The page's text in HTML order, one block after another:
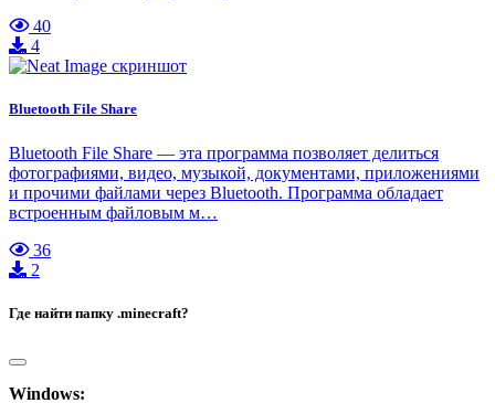
40
4
Bluetooth File Share
Bluetooth File Share — эта программа позволяет делиться
фотографиями, видео, музыкой, документами, приложениями
и прочими файлами через Bluetooth. Программа обладает
встроенным файловым м…
36
2
Где найти папку .minecraft?
Windows: